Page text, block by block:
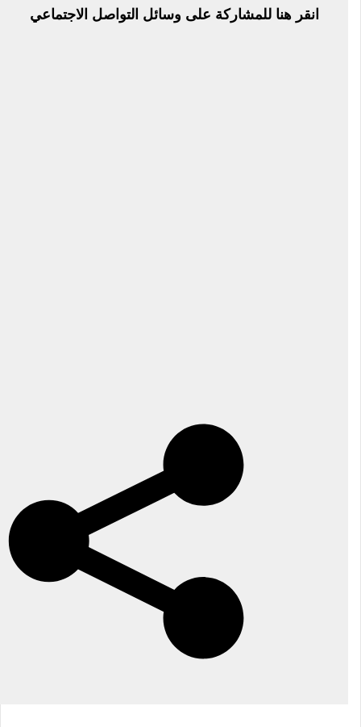
بتاريخانقر هنا للمشاركة على وسائل التواصل الاجتماعي